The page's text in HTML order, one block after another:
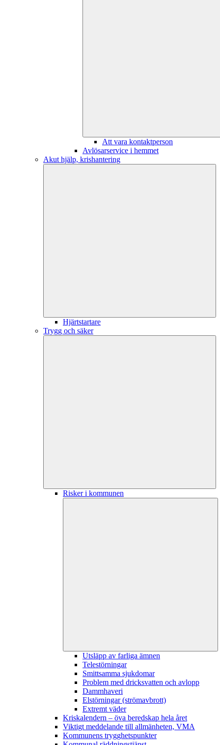
Att vara kontaktperson
Avlösarservice i hemmet
Akut hjälp, krishantering
Hjärtstartare
Trygg och säker
Risker i kommunen
Utsläpp av farliga ämnen
Telestörningar
Smittsamma sjukdomar
Problem med dricksvatten och avlopp
Dammhaveri
Elstörningar (strömavbrott)
Extremt väder
Kriskalendern – öva beredskap hela året
Viktigt meddelande till allmänheten, VMA
Kommunens trygghetspunkter